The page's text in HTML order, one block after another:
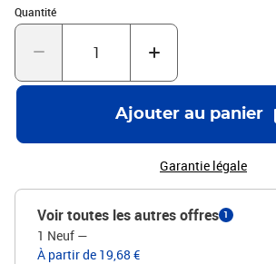
d'absorption des pics de couple.
Quantité
Quantité : 1
Ajouter au panier
Garantie légale
Voir toutes les autres offres 1
1 Neuf —
À partir de 19,68 €